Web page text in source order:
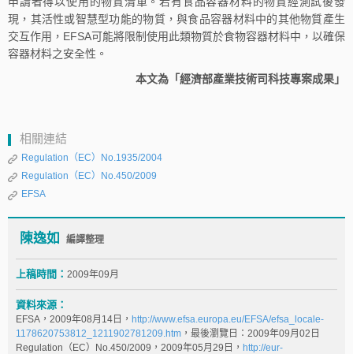
現，其活性或智慧型功能的物質，與食品容器材料中的其他物質產生
交互作用，EFSA可能將限制使用此類物質於食物容器材料中，以確保
容器材料之安全性。
本文為「經濟部產業技術司科技專案成果」
相關連結
Regulation（EC）No.1935/2004
Regulation（EC）No.450/2009
EFSA
陳逸如 編譯整理
上稿時間： 2009年09月
資料來源：
EFSA，2009年08月14日， http://www.efsa.europa.eu/EFSA/efsa_locale-
1178620753812_1211902781209.htm ，最後瀏覽日：2009年09月02日
Regulation（EC）No.450/2009，2009年05月29日， http://eur-